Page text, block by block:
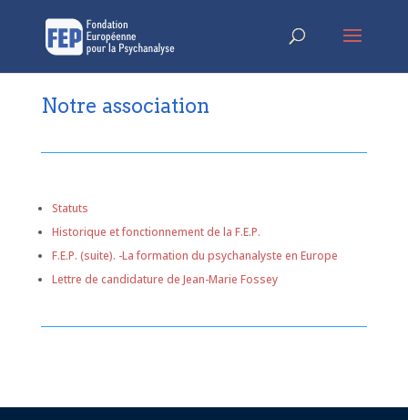
Notre association
Statuts
Historique et fonctionnement de la F.E.P.
F.E.P. (suite). -La formation du psychanalyste en Europe
Lettre de candidature de Jean-Marie Fossey